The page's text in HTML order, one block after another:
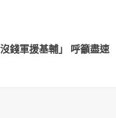
錢軍援基輔」 呼籲盡速